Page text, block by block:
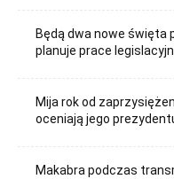
Będą dwa nowe
planuje prace
Mija rok od
oceniają jego
Makabra podczas